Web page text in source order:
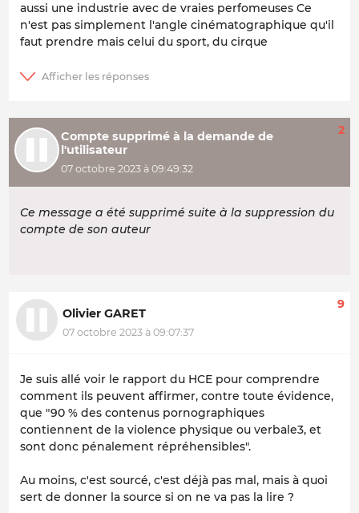
aussi une industrie avec de vraies perfomeuses Ce
n'est pas simplement l'angle cinématographique qu'il
faut prendre mais celui du sport, du cirque
Compte supprimé à la demande de
l'utilisateur
07 octobre 2023 à 09:49:32
2
Ce message a été supprimé suite à la suppression du
compte de son auteur
Olivier GARET
07 octobre 2023 à 09:07:37
9
Je suis allé voir le rapport du HCE pour comprendre
comment ils peuvent affirmer, contre toute évidence,
que "90 % des contenus pornographiques
contiennent de la violence physique ou verbale3, et
sont donc pénalement répréhensibles".
Au moins, c'est sourcé, c'est déjà pas mal, mais à quoi
sert de donner la source si on ne va pas la lire ?